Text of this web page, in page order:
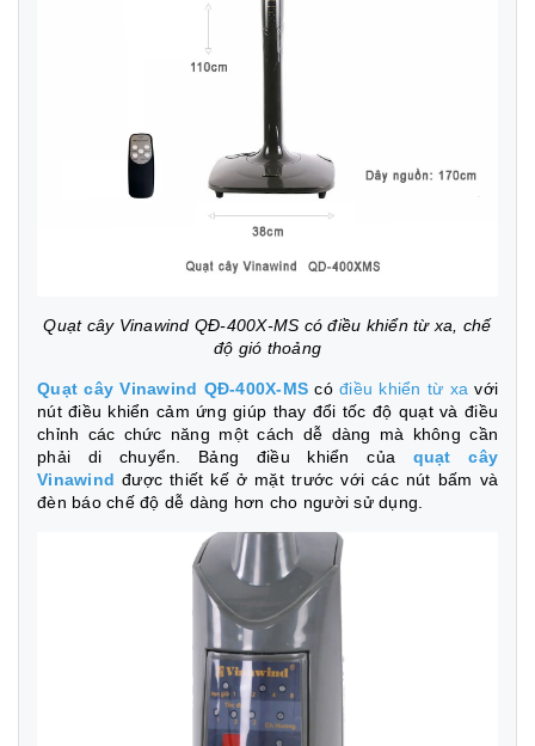
Quạt cây Vinawind QĐ-400X-MS có điều khiển từ xa, chế
độ gió thoảng
Quạt cây Vinawind QĐ-400X-MS có điều khiển từ xa với
nút điều khiển cảm ứng giúp thay đổi tốc độ quạt và điều
chỉnh các chức năng một cách dễ dàng mà không cần
phải di chuyển. Bảng điều khiển của quạt cây
Vinawind được thiết kế ở mặt trước với các nút bấm và
đèn báo chế độ dễ dàng hơn cho người sử dụng.